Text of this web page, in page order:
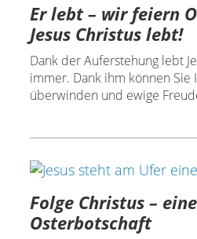
Er lebt – wir feiern
Jesus Christus lebt!
Dank der Auferstehung lebt
immer. Dank ihm können Sie
überwinden und ewige
Folge Christus – eine
Osterbotschaft